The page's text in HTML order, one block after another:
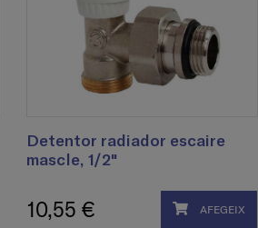
Detentor radiador escaire
mascle, 1/2"
10,55 € AFEGEIX